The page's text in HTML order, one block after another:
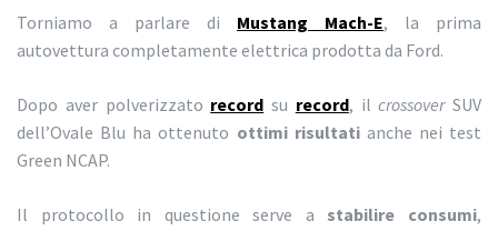
Torniamo a parlare di Mustang Mach-E, la prima
autovettura completamente elettrica prodotta da Ford.
Dopo aver polverizzato record su record, ilcrossoverSUV
dell’Ovale Blu ha ottenuto ottimi risultatianche nei test
Green NCAP.
Il protocollo in questione serve a stabilire consumi,